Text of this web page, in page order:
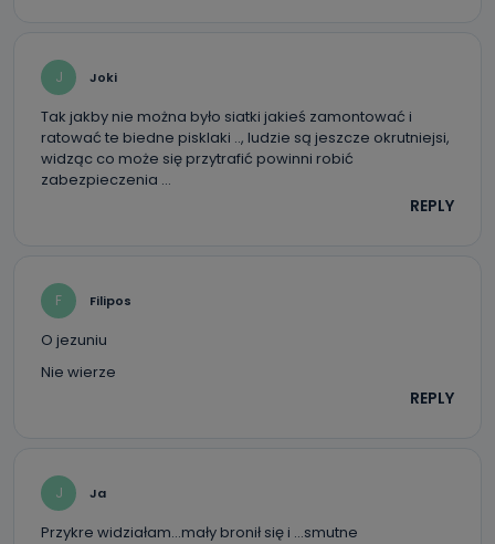
J Joki
Tak jakby nie można było siatki jakieś zamontować i
ratować te biedne pisklaki .., ludzie są jeszcze okrutniejsi,
widząc co może się przytrafić powinni robić
zabezpieczenia …
REPLY
F Filipos
O jezuniu
Nie wierze
REPLY
J Ja
Przykre widziałam…mały bronił się i …smutne